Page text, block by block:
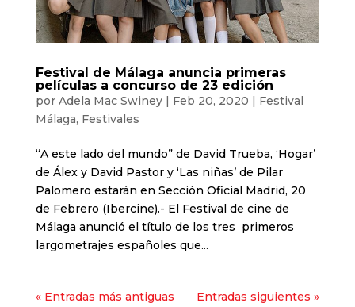
Festival de Málaga anuncia primeras
películas a concurso de 23 edición
por Adela Mac Swiney| Feb 20, 2020 | Festival
Málaga, Festivales
“A este lado del mundo” de David Trueba, ‘Hogar’
de Álex y David Pastor y ‘Las niñas’ de Pilar
Palomero estarán en Sección Oficial Madrid, 20
de Febrero (Ibercine).- El Festival de cine de
Málaga anunció el título de los tres primeros
largometrajes españoles que...
« Entradas más antiguas Entradas siguientes »